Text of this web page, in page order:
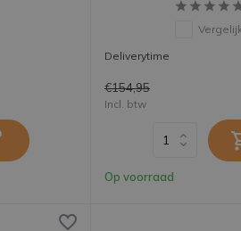
Deliverytime
€154,95
Incl. btw
Op voorraad